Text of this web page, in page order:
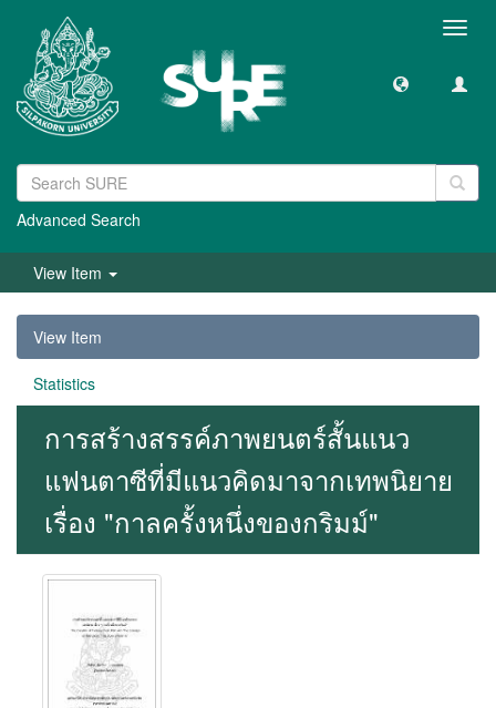
Advanced Search
View Item
View Item
Statistics
การสร้างสรรค์ภาพยนตร์สั้นแนว
แฟนตาซีที่มีแนวคิดมาจากเทพนิยาย
เรื่อง "กาลครั้งหนึ่งของกริมม์"